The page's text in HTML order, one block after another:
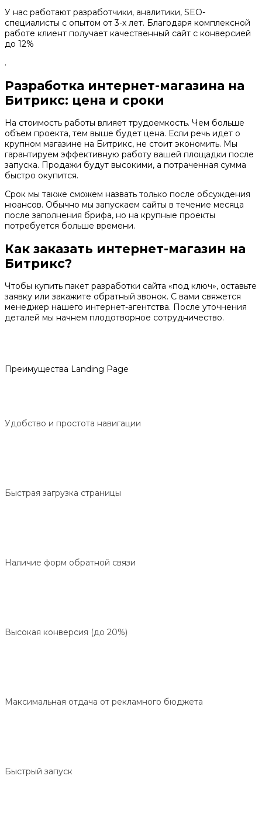
У нас работают разработчики, аналитики, SEO-
специалисты с опытом от 3-х лет. Благодаря комплексной
работе клиент получает качественный сайт с конверсией
до 12%
.
Разработка интернет-магазина на
Битрикс: цена и сроки
На стоимость работы влияет трудоемкость. Чем больше
объем проекта, тем выше будет цена. Если речь идет о
крупном магазине на Битрикс, не стоит экономить. Мы
гарантируем эффективную работу вашей площадки после
запуска. Продажи будут высокими, а потраченная сумма
быстро окупится.
Срок мы также сможем назвать только после обсуждения
нюансов. Обычно мы запускаем сайты в течение месяца
после заполнения брифа, но на крупные проекты
потребуется больше времени.
Как заказать интернет-магазин на
Битрикс?
Чтобы купить пакет разработки сайта «под ключ», оставьте
заявку или закажите обратный звонок. С вами свяжется
менеджер нашего интернет-агентства. После уточнения
деталей мы начнем плодотворное сотрудничество.
Преимущества Landing Page
Удобство и простота навигации
Быстрая загрузка страницы
Наличие форм обратной связи
Высокая конверсия (до 20%)
Максимальная отдача от рекламного бюджета
Быстрый запуск